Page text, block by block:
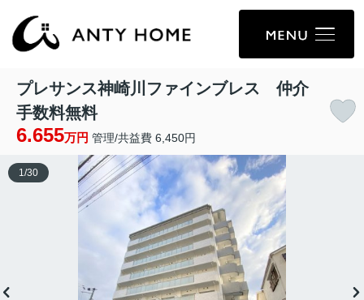
プレサンス神崎川ファインブレス 仲介
手数料無料
6.655万円 管理/共益費 6,450円
1 /30